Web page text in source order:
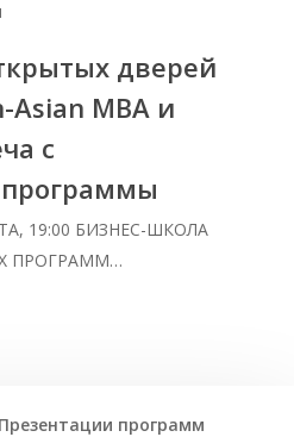
дверей
MBA и
с
19:00 БИЗНЕС-ШКОЛА
ПРОГРАММ…
программ